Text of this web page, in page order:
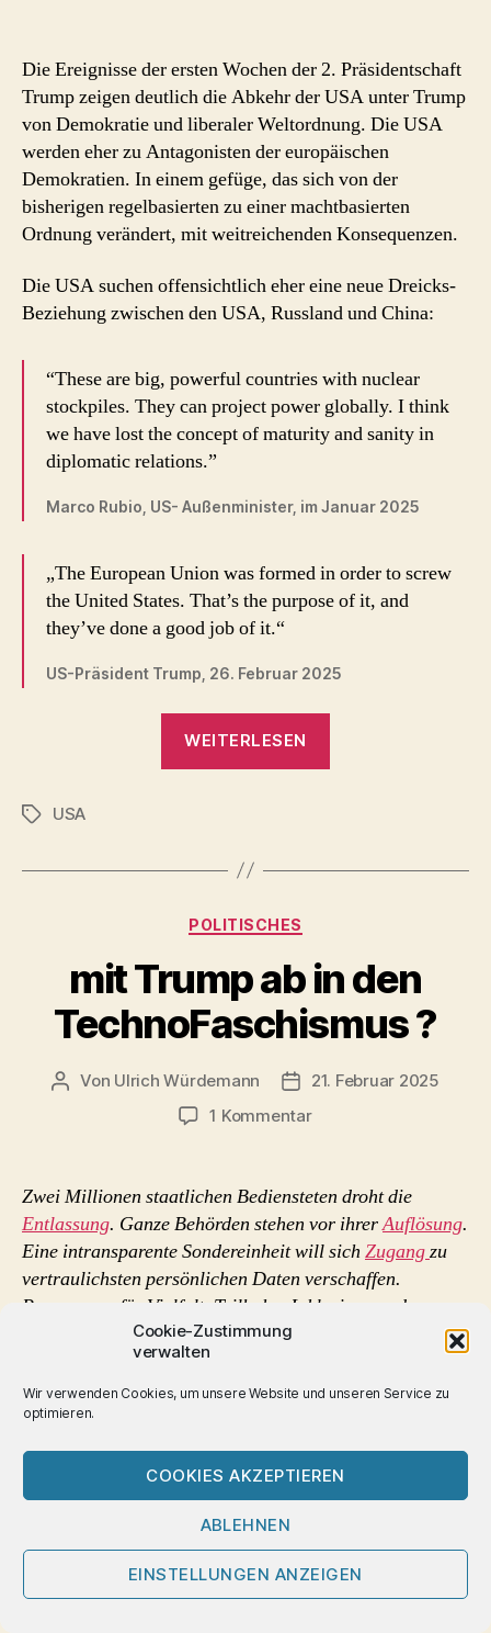
Cookie-Zustimmung
verwalten
Wir verwenden Cookies, um unsere Website und unseren Service zu
optimieren.
COOKIES AKZEPTIEREN
ABLEHNEN
EINSTELLUNGEN ANZEIGEN
USA
unter
Trump
vom
Partner
zum
Gegner
Die Ereignisse der ersten Wochen der 2. Präsidentschaft
Trump zeigen deutlich die Abkehr der USA unter Trump
von Demokratie und liberaler Weltordnung. Die USA
werden eher zu Antagonisten der europäischen
Demokratien. In einem gefüge, das sich von der
bisherigen regelbasierten zu einer machtbasierten
Ordnung verändert, mit weitreichenden Konsequenzen.
Die USA suchen offensichtlich eher eine neue Dreicks-
Beziehung zwischen den USA, Russland und China:
“These are big, powerful countries with nuclear
stockpiles. They can project power globally. I think
we have lost the concept of maturity and sanity in
diplomatic relations.”
Marco Rubio, US- Außenminister, im Januar 2025
„The European Union was formed in order to screw
the United States. That’s the purpose of it, and
they’ve done a good job of it.“
US-Präsident Trump, 26. Februar 2025
WEITERLESEN
Trump
Gegner
?“
Schlagwörter
USA
Kategorien
POLITISCHES
mit Trump ab in den
TechnoFaschismus ?
Beitragsautor
Von Ulrich Würdemann Beitragsdatum
21. Februar 2025
1 Kommentarzu
ab
den
TechnoFaschismus
?
Zwei Millionen staatlichen Bediensteten droht die
Entlassung. Ganze Behörden stehen vor ihrerAuflösung.
Eine intransparente Sondereinheit will sich Zugangzu
vertraulichsten persönlichen Daten verschaffen.
Programme für Vielfalt, Teilhabe, Inklusion werden
fächendeckendgestrichen.
US-Präsident Trump lässt den Staat USA umbauen.
WEITERLESEN
Trump
ab
den
TechnoFaschismus
USA